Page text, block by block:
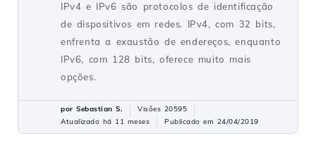
IPv4 e IPv6 são protocolos de identificação
de dispositivos em redes. IPv4, com 32 bits,
enfrenta a exaustão de endereços, enquanto
IPv6, com 128 bits, oferece muito mais
opções.
por Sebastian S.
Visões 20595
Atualizado há 11 meses
Publicado em 24/04/2019